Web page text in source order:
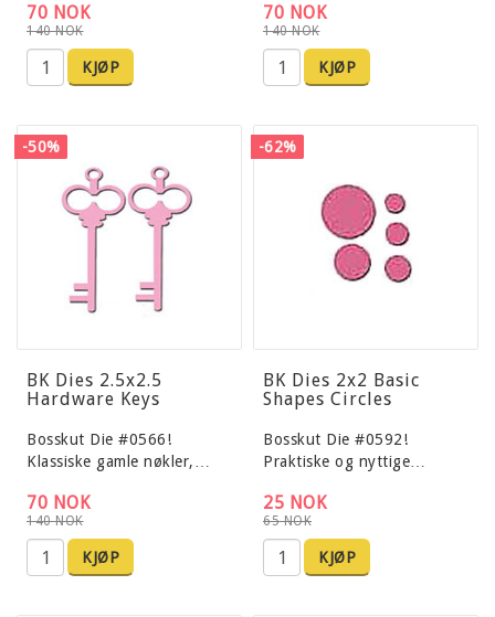
140 NOK
70 NOK
KJØP
140 NOK
70 NOK
KJØP
-50%
BK Dies 2.5x2.5
Hardware Keys
Bosskut Die #0566!
Klassiske gamle nøkler,…
140 NOK
70 NOK
KJØP
-62%
BK Dies 2x2 Basic
Shapes Circles
Bosskut Die #0592!
Praktiske og nyttige…
65 NOK
25 NOK
KJØP